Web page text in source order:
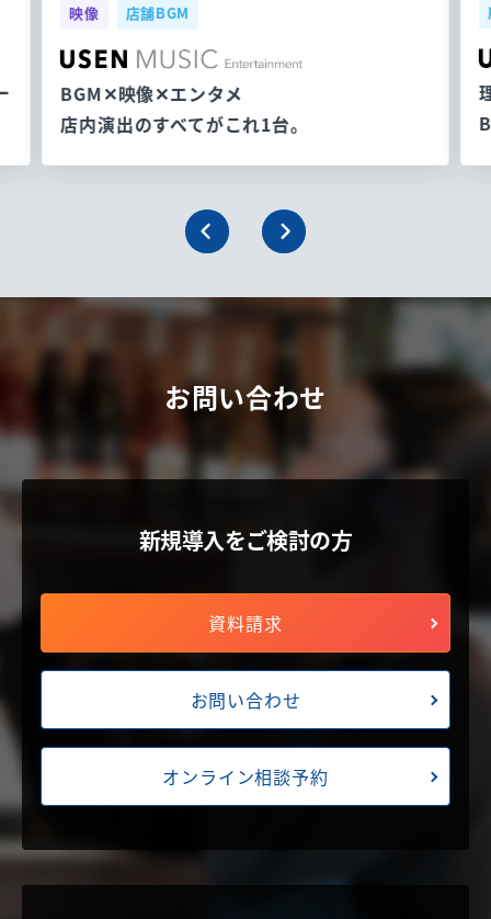
映像 店舗BGM
BGM✕映像✕エンタメ
店内演出のすべてがこれ1台。
お問い合わせ
新規導入をご検討の方
資料請求
お問い合わせ
オンライン相談予約